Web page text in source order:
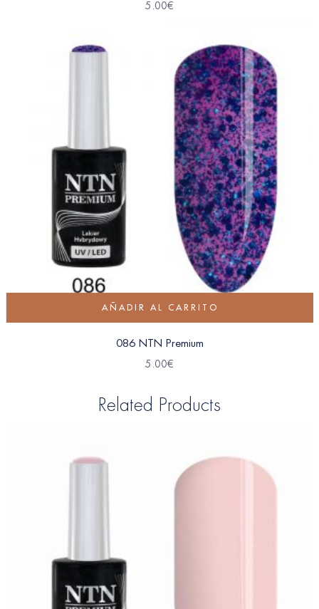
5.00€
AÑADIR AL CARRITO
086 NTN Premium
5.00€
Related Products